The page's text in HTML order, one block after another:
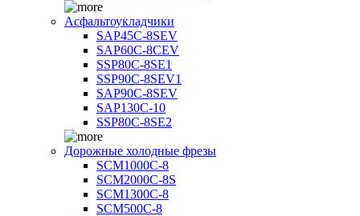
Асфальтоукладчики
SAP45С-8SEV
SAP60C-8CEV
SSP80C-8SE1
SSP90C-8SEV1
SAP90C-8SEV
SAP130C-10
SSP80C-8SE2
Дорожные холодные фрезы
SCM1000C-8
SCM2000C-8S
SCM1300C-8
SCM500C-8